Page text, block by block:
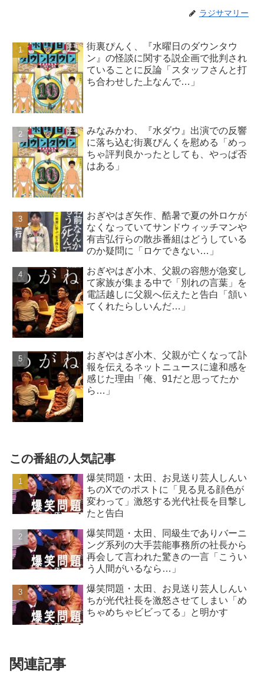
ラジサマリー
街裏ぴんく、『水曜日のダウンタウ
ン』の怪談に関する説企画で批判され
ていることに反論「スタッフさんと打
ち合わせした上なんで…」
みなみかわ、『水ダウ』出演での反響
に落ち込む街裏ぴんくを慰める「めっ
ちゃ評判良かったとしても、やっぱ否
はある」
おぎやはぎ矢作、酷暑で夏の外ロケが
なくなっていてサンドウィッチマンや
有吉弘行らの散歩番組はどうしている
のか疑問に「ロケできない…」
おぎやはぎ小木、父親の容態が急変し
て家族が集まる中で「別れの言葉」を
電話越しに父親へ伝えたと告白「頷い
てくれたらしいんだ…」
おぎやはぎ小木、父親が亡くなって訃
報を伝えるネットニュースに違和感を
感じた理由「俺、91だと思ってたか
ら…」
この番組の人気記事
爆笑問題・太田、お見送り芸人しんい
ちのXでのポストに「見る見る顔色が
変わって」激怒する光代社長を目撃し
たと告白
爆笑問題・太田、同級生でありバーニ
ング系列の大手芸能事務所の社長から
再会して言われた驚きの一言「こうい
う人間がいるなら…」
爆笑問題・太田、お見送り芸人しんい
ちが光代社長を激怒させてしまい「め
ちゃめちゃビビってる」と明かす
関連記事